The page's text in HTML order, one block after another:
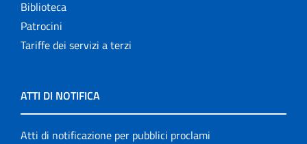
Biblioteca
Patrocini
Tariffe dei servizi a terzi
ATTI DI NOTIFICA
Atti di notificazione per pubblici proclami